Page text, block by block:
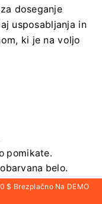
doseganje
usposabljanja in
ki je na voljo
pomikate.
belo.
njegovo
$ Brezplačno Na DEMO